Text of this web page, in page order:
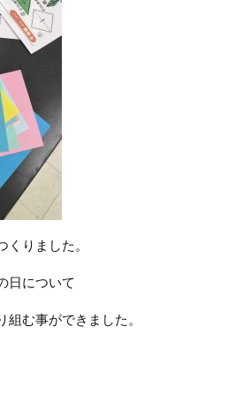
りました。
日について
む事ができました。